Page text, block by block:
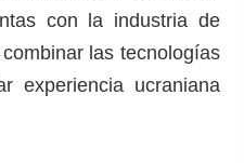
con la industria de
las tecnologías
experiencia ucraniana